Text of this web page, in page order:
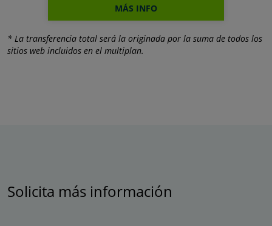
MÁS INFO
* La transferencia total será la originada por la suma de todos los
sitios web incluidos en el multiplan.
Solicita más información